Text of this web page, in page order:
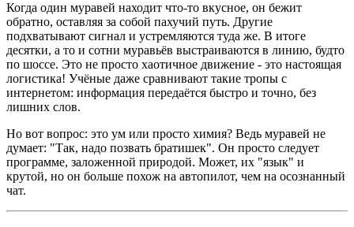
Когда один муравей находит что-то вкусное, он бежит
обратно, оставляя за собой пахучий путь. Другие
подхватывают сигнал и устремляются туда же. В итоге
десятки, а то и сотни муравьёв выстраиваются в линию, будто
по шоссе. Это не просто хаотичное движение - это настоящая
логистика! Учёные даже сравнивают такие тропы с
интернетом: информация передаётся быстро и точно, без
лишних слов.
Но вот вопрос: это ум или просто химия? Ведь муравей не
думает: "Так, надо позвать братишек". Он просто следует
программе, заложенной природой. Может, их "язык" и
крутой, но он больше похож на автопилот, чем на осознанный
чат.